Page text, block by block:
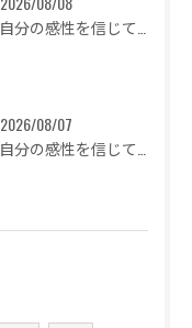
～自分の感性を信じて言動し毎日1ミリ成長する～熱気と戦う修行僧・・・
2026/08/07
～自分の感性を信じて言動し毎日1ミリ成長する～休憩も多くこの暑さでも快適な平場・・・